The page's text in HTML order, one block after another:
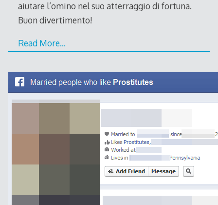
aiutare l’omino nel suo atterraggio di fortuna.
Buon divertimento!
Read More…